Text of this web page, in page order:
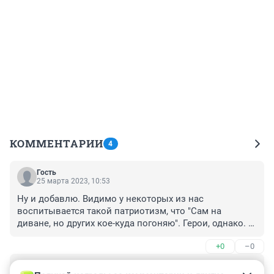
КОММЕНТАРИИ 4
Гость
25 марта 2023, 10:53
Ну и добавлю. Видимо у некоторых из нас
воспитывается такой патриотизм, что "Сам на
диване, но других кое-куда погоняю". Герои, однако.
+0 –0